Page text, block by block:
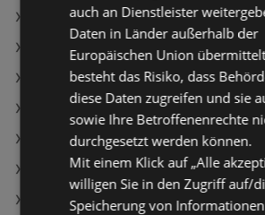
BILLA PLUS Angebote
Lidl Angebote
PENNY Angebote
Aktuelle BILLA Flugblätter
Aktuelle Maximarkt Flugblätter
Aktuelle Lidl Flugblätter
Aktuelle MPREIS Flugblätter
auch an Dienstleister
Daten in Länder außerhalb der
Europäischen Union
besteht das Risiko, dass
diese Daten zugreifen und sie
sowie Ihre Betroffenenrechte
durchgesetzt werden können.
Mit einem Klick auf „Alle
willigen Sie in den Zugriff auf/
Speicherung von